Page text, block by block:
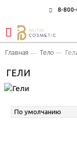
8-
Главная Тело
ГЕЛИ